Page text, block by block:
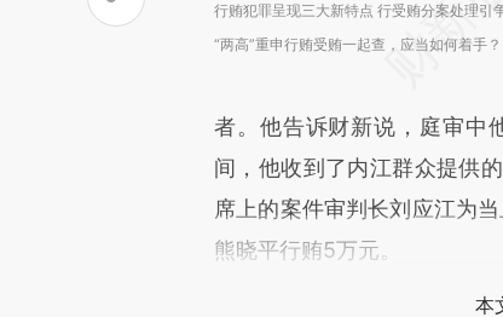
行贿犯罪呈现三大新特点 行受贿分案处理引
“两高”重申行贿受贿一起查，应当如何着手？
者。他告诉财新说，庭审中
间，他收到了内江群众提供
席上的案件审判长刘应江为
熊晓平行贿5万元。
本